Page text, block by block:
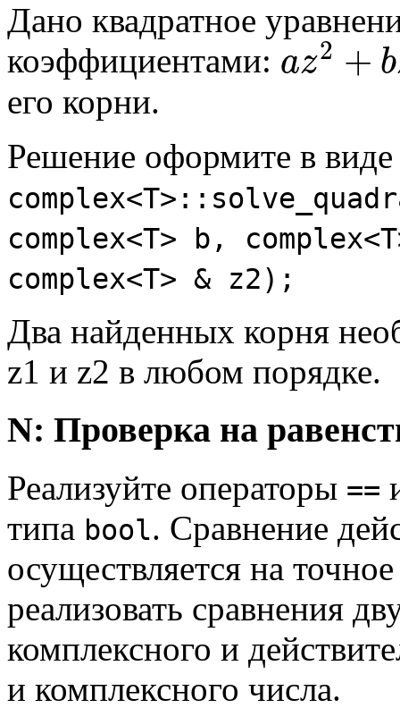
Дано квадратное
коэффициентами: az2 + b
его корни.
Решение оформите в
complex<T> b,
complex<T> & z2);
Два найденных корня
z1 и z2 в любом порядке.
N: Проверка на
Реализуйте операторы ==
типа bool. Сравнение
осуществляется на
реализовать сравнения
комплексного и
и комплексного числа.